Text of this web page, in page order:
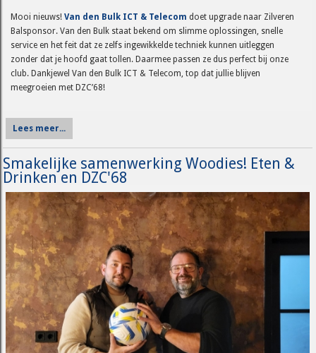
Mooi nieuws! Van den Bulk ICT & Telecom doet upgrade naar Zilveren
Balsponsor. Van den Bulk staat bekend om slimme oplossingen, snelle
service en het feit dat ze zelfs ingewikkelde techniek kunnen uitleggen
zonder dat je hoofd gaat tollen. Daarmee passen ze dus perfect bij onze
club. Dankjewel Van den Bulk ICT & Telecom, top dat jullie blijven
meegroeien met DZC’68!
Lees meer...
Smakelijke samenwerking Woodies! Eten &
Drinken en DZC'68